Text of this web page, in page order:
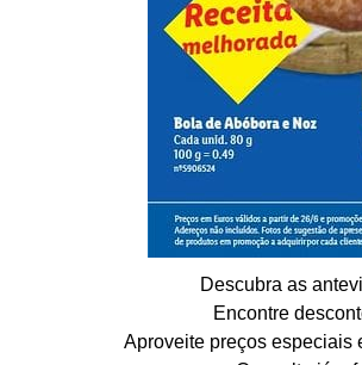
Descubra as
Encontre
Aproveite preços especiais